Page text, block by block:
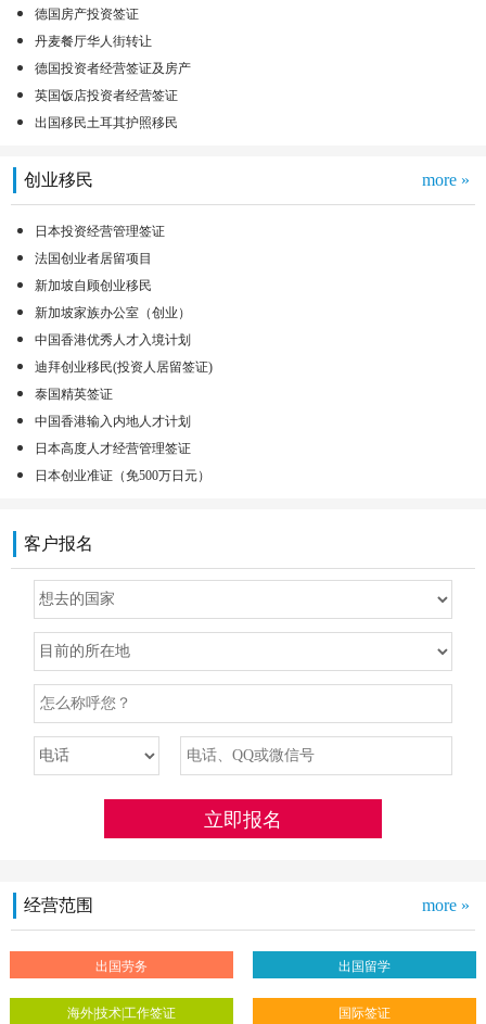
德国房产投资签证
丹麦餐厅华人街转让
德国投资者经营签证及房产
英国饭店投资者经营签证
出国移民土耳其护照移民
创业移民 more »
日本投资经营管理签证
法国创业者居留项目
新加坡自顾创业移民
新加坡家族办公室（创业）
中国香港优秀人才入境计划
迪拜创业移民(投资人居留签证)
泰国精英签证
中国香港输入内地人才计划
日本高度人才经营管理签证
日本创业准证（免500万日元）
客户报名
经营范围 more »
出国劳务 出国留学
海外|技术|工作签证 国际签证